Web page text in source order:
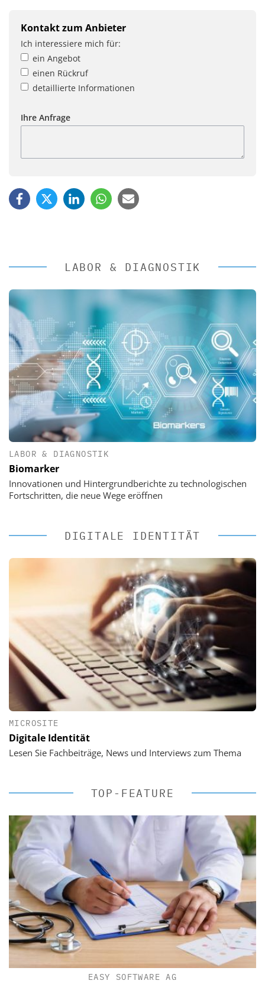
Kontakt zum Anbieter
Ich interessiere mich für:
ein Angebot
einen Rückruf
detaillierte Informationen
Ihre Anfrage
LABOR & DIAGNOSTIK
LABOR & DIAGNOSTIK
Biomarker
Innovationen und Hintergrundberichte zu technologischen
Fortschritten, die neue Wege eröffnen
DIGITALE IDENTITÄT
MICROSITE
Digitale Identität
Lesen Sie Fachbeiträge, News und Interviews zum Thema
TOP-FEATURE
EASY SOFTWARE AG